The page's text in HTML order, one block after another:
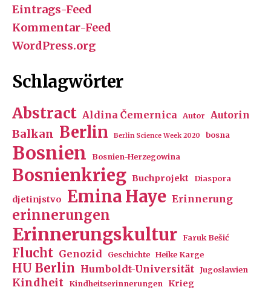
Eintrags-Feed
Kommentar-Feed
WordPress.org
Schlagwörter
Abstract Aldina Čemernica Autor Autorin
Balkan Berlin Berlin Science Week 2020 bosna
Bosnien Bosnien-Herzegowina
Bosnienkrieg Buchprojekt Diaspora
djetinjstvo Emina Haye Erinnerung
erinnerungen
Erinnerungskultur Faruk Bešić
Flucht Genozid Geschichte Heike Karge
HU Berlin Humboldt-Universität Jugoslawien
Kindheit Kindheitserinnerungen
Krieg